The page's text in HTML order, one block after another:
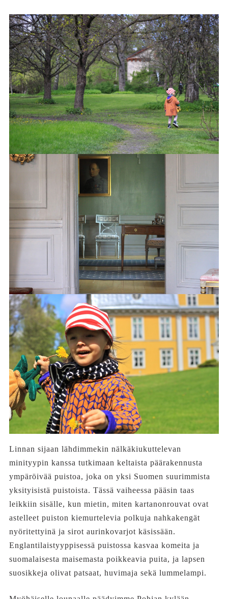
Linnan sijaan lähdimmekin nälkäkiukuttelevan
minityypin kanssa tutkimaan keltaista päärakennusta
ympäröivää puistoa, joka on yksi Suomen suurimmista
yksityisistä puistoista. Tässä vaiheessa pääsin taas
leikkiin sisälle, kun mietin, miten kartanonrouvat ovat
astelleet puiston kiemurtelevia polkuja nahkakengät
nyöritettyinä ja sirot aurinkovarjot käsissään.
Englantilaistyyppisessä puistossa kasvaa komeita ja
suomalaisesta maisemasta poikkeavia puita, ja lapsen
suosikkeja olivat patsaat, huvimaja sekä lummelampi.